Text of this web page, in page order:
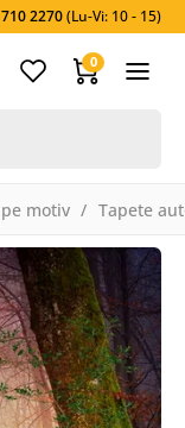
2270(Lu-Vi: 10 - 15)
0
motiv Tapete